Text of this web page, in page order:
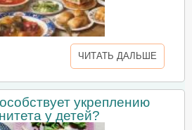
ЧИТАТЬ ДАЛЬШЕ
укреплению
у детей?